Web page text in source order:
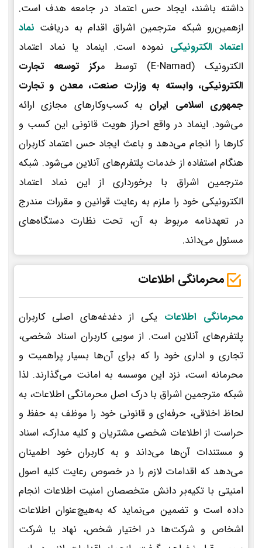
داشته باشند، ایجاد حس اعتماد در جامعه هدف است.
ازهمین‌رو شبکه مترجمین اشراق اقدام به دریافت نماد
اعتماد الکترونیکی نموده است. اینماد یا نماد اعتماد
الکترونیک (E-Namad) توسط م
رکز توسعه تجارت
الکترونیکی، وابسته به وزارت صنعت، معدن و تجارت
جمهوری اسلامی ایران به کسب‌وکارهای مجازی ارائه
می‌شود. اینماد در واقع احراز هویت قانونی این کسب و
کارها را انجام می‌دهد و باعث ایجاد حس اعتماد کاربران
هنگام استفاده از خدمات پلتفرم‌های آنلاین می‌شود. شبکه
مترجمین اشراق با برخورداری از این نماد اعتماد
الکترونیکی خود را ملزم به رعایت قوانین و مقررات مندرج
در تعهدنامه مربوط به آن، تحت نظارت دستگاه‌های
مسئول می‌داند.
محرمانگی اطلاعات
محرمانگی اطلاعات یکی از دغدغه‌های اصلی کاربران
پلتفرم‌های آنلاین است. از سویی کاربران اسناد شخصی،
تجاری و اداری خود را که برای آن‌ها بسیار پراهمیت و
محرمانه است، نزد این موسسه به امانت می‌گذارند. لذا
شبکه مترجمین اشراق با درک اصل محرمانگی اطلاعات، به
لحاظ اخلاقی، حرفه‌ای و قانونی خود را موظف به حفظ و
حراست از اطلاعات شخصی مشتریان و کلیه مدارک، اسناد
و مستندات آن‌ها می‌داند و به کاربران خود اطمینان
می‌دهد که اقدامات لازم را در خصوص رعایت کلیه اصول
امنیتی با تکیه‌بر دانش متخصصان امنیت اطلاعات انجام
داده است و تضمین می‌نماید که به‌هیچ‌عنوان اطلاعات
اشخاص و شرکت‌ها در اختیار شخص، نهاد یا شرکت